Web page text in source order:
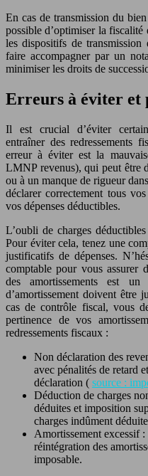
En cas de transmission du
possible d’optimiser la
les dispositifs de
faire accompagner par un
minimiser les droits de
Erreurs à éviter et
Il est crucial d’éviter
entraîner des redressements
erreur à éviter est la
LMNP revenus), qui peut être
ou à un manque de rigueur
déclarer correctement tous
vos dépenses déductibles.
L’oubli de charges
Pour éviter cela, tenez une
justificatifs de dépenses.
comptable pour vous assurer
des amortissements est
d’amortissement doivent être
cas de contrôle fiscal, vous
pertinence de vos
redressements fiscaux :
Non déclaration des
avec pénalités de retard
déclaration ( source :
Déduction de charges
déduites et imposition
charges indûment
Amortissement excessif
réintégration des
imposable.